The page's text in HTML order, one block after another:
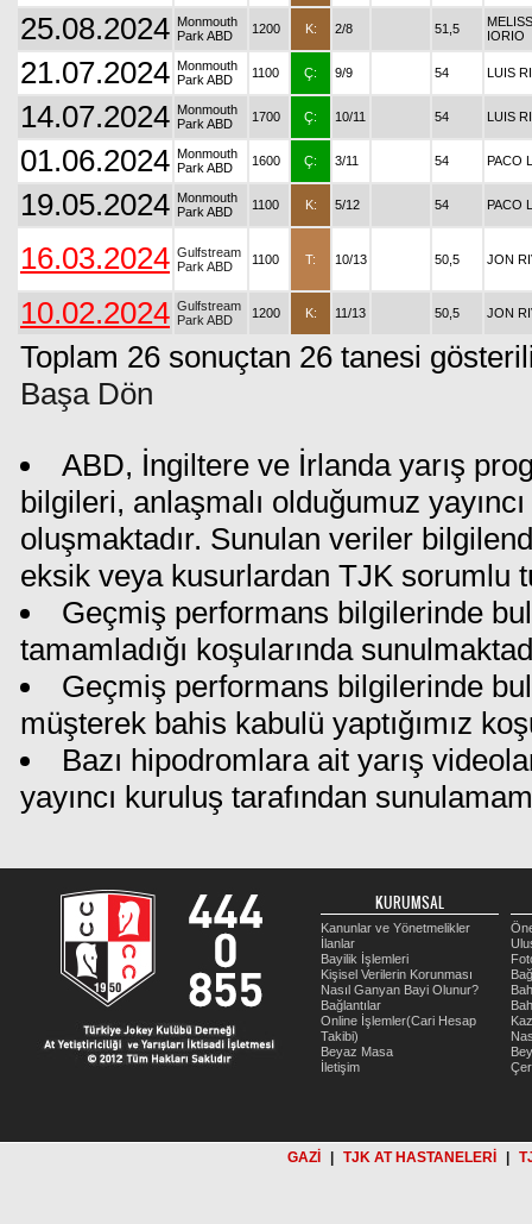
25.08.2024 Monmouth
Park ABD
1200 K: 2/8 51,5
IORIO
21.07.2024 Monmouth
Park ABD
1100 Ç: 9/9 54 LUIS
14.07.2024 Monmouth
Park ABD
1700 Ç: 10/11 54 LUIS
01.06.2024 Monmouth
Park ABD
1600 Ç: 3/11 54 PACO
19.05.2024 Monmouth
Park ABD
1100 K: 5/12 54 PACO
16.03.2024 Gulfstream
Park ABD
1100 T: 10/13 50,5 JON
10.02.2024 Gulfstream
Park ABD
1200 K: 11/13 50,5 JON
Toplam 26 sonuçtan 26 tanesi
Başa Dön
ABD, İngiltere ve İrlanda yarış
bilgileri, anlaşmalı olduğumuz
oluşmaktadır. Sunulan veriler
eksik veya kusurlardan TJK sorumlu
Geçmiş performans bilgilerinde
tamamladığı koşularında
Geçmiş performans bilgilerinde
müşterek bahis kabulü yaptığımız
Bazı hipodromlara ait yarış
yayıncı kuruluş tarafından
KURUMSAL
Kanunlar ve Yönetmelikler
İlanlar
Bayilik İşlemleri
Kişisel Verilerin Korunması
Nasıl Ganyan Bayi Olunur?
Bağlantılar
Online İşlemler(Cari Hesap
Takibi)
Beyaz Masa
İletişim
GAZİ TJK AT HASTANELERİ